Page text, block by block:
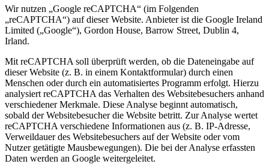
Wir nutzen „Google reCAPTCHA“ (im Folgenden
„reCAPTCHA“) auf dieser Website. Anbieter ist die Google Ireland
Limited („Google“), Gordon House, Barrow Street, Dublin 4,
Irland.
Mit reCAPTCHA soll überprüft werden, ob die Dateneingabe auf
dieser Website (z. B. in einem Kontaktformular) durch einen
Menschen oder durch ein automatisiertes Programm erfolgt. Hierzu
analysiert reCAPTCHA das Verhalten des Websitebesuchers anhand
verschiedener Merkmale. Diese Analyse beginnt automatisch,
sobald der Websitebesucher die Website betritt. Zur Analyse wertet
reCAPTCHA verschiedene Informationen aus (z. B. IP-Adresse,
Verweildauer des Websitebesuchers auf der Website oder vom
Nutzer getätigte Mausbewegungen). Die bei der Analyse erfassten
Daten werden an Google weitergeleitet.